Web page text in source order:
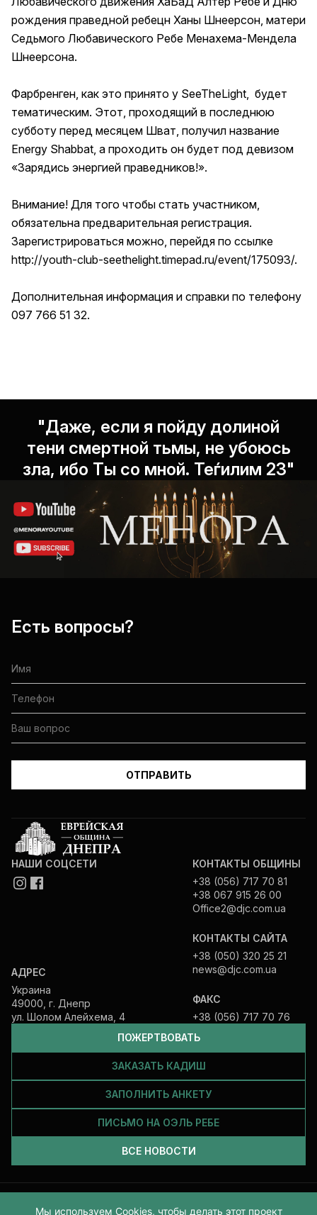
рождения праведной ребецн Ханы Шнеерсон, матери
Седьмого Любавического Ребе Менахема-Мендела
Шнеерсона.
Фарбренген, как это принято у SeeTheLight, будет
тематическим. Этот, проходящий в последнюю
субботу перед месяцем Шват, получил название
Energy Shabbat, а проходить он будет под девизом
«Зарядись энергией праведников!».
Внимание! Для того чтобы стать участником,
обязательна предварительная регистрация.
Зарегистрироваться можно, перейдя по ссылке
http://youth-club-seethelight.timepad.ru/event/175093/.
Дополнительная информация и справки по телефону
097 766 51 32.
"Даже, если я пойду долиной
тени смертной тьмы, не убоюсь
зла, ибо Ты со мной. Теѓилим 23"
Есть вопросы?
ПОЖЕРТВОВАТЬ
ЗАКАЗАТЬ КАДИШ
ЗАПОЛНИТЬ АНКЕТУ
ПИСЬМО НА ОЭЛЬ РЕБЕ
ВСЕ НОВОСТИ
НАШИ СОЦСЕТИ
АДРЕС
Украина
49000, г. Днепр
ул. Шолом Алейхема, 4
КОНТАКТЫ ОБЩИНЫ
+38 (056) 717 70 81
+38 067 915 26 00
Office2@djc.com.ua
КОНТАКТЫ САЙТА
+38 (050) 320 25 21
news@djc.com.ua
ФАКС
+38 (056) 717 70 76
Все права защищены и принадлежат Еврейской общине Днепра.
Мы используем Cookies, чтобы делать этот проект